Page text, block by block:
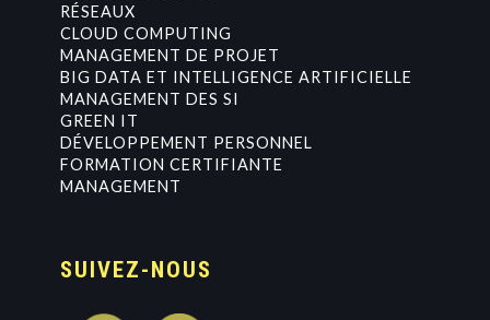
RÉSEAUX
CLOUD COMPUTING
MANAGEMENT DE PROJET
BIG DATA ET INTELLIGENCE ARTIFICIELLE
MANAGEMENT DES SI
GREEN IT
DÉVELOPPEMENT PERSONNEL
FORMATION CERTIFIANTE
MANAGEMENT
SUIVEZ-NOUS